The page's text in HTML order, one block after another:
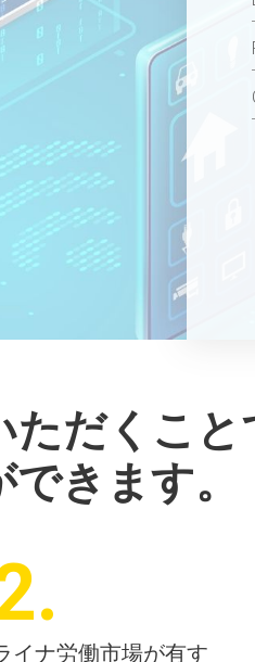
だくこと
できます。
.
イナ労働市場が有す